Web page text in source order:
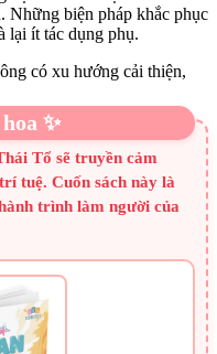
Những biện pháp khắc phục
lại ít tác dụng phụ.
có xu hướng cải thiện,
✨
Tổ sẽ truyền cảm
tuệ. Cuốn sách này là
trình làm người của